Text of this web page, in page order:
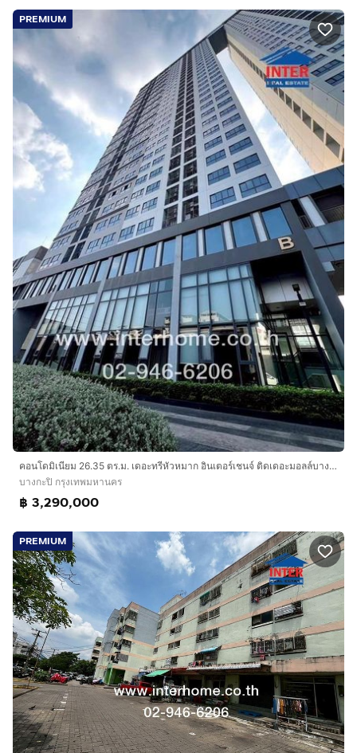
PREMIUM
คอนโดมิเนียม 26.35 ตร.ม. เดอะทรีหัวหมาก อินเตอร์เชนจ์ ติดเดอะมอลล์บางกะปิ ซอยรามคำแหง85-2 ถนนรามคำแหง ถนนลาดพร้าว เขตบางกะปิ กรุงเทพมหานคร
บางกะปิ กรุงเทพมหานคร
฿ 3,290,000
PREMIUM